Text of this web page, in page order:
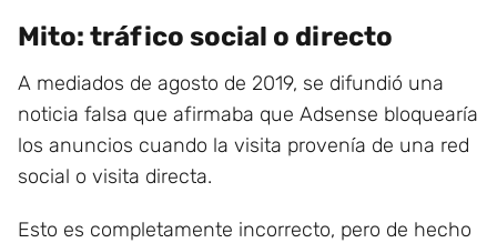
Mito: tráfico social o directo
A mediados de agosto de 2019, se difundió una
noticia falsa que afirmaba que Adsense bloquearía
los anuncios cuando la visita provenía de una red
social o visita directa.
Esto es completamente incorrecto, pero de hecho